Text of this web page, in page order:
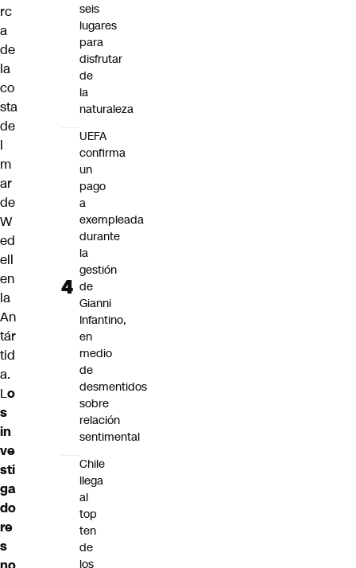
rc
a
de
la
co
sta
de
l
m
ar
de
W
ed
ell
en
la
An
tár
tid
a.
Lo
s
in
ve
sti
ga
do
re
s
seis
lugares
para
disfrutar
de
la
naturaleza
UEFA
confirma
un
pago
a
exempleada
durante
la
gestión
de
Gianni
Infantino,
en
medio
de
desmentidos
sobre
relación
sentimental
Chile
llega
al
top
ten
de
los